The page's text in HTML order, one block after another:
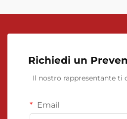
Richiedi un
Il nostro rappresentante ti
Email